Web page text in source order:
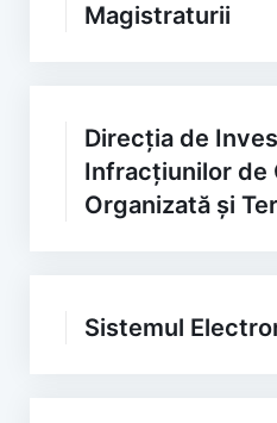
Magistraturii
Direcția de
Infracțiunilor de
Organizată și
Sistemul